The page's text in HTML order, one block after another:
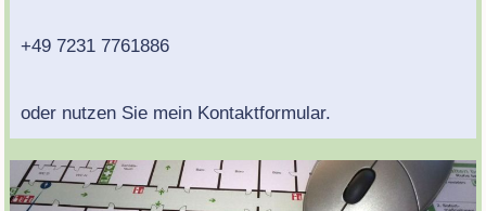
+49 7231 7761886
oder nutzen Sie mein Kontaktformular.